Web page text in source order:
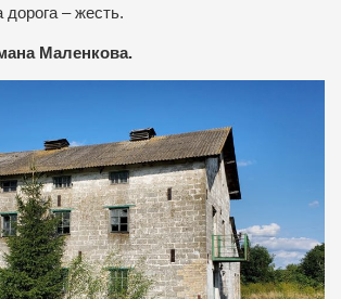
дорога – жесть.
Маленкова.